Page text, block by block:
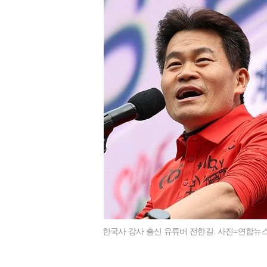
한국사 강사 출신 유튜버 전한길. 사진=연합뉴